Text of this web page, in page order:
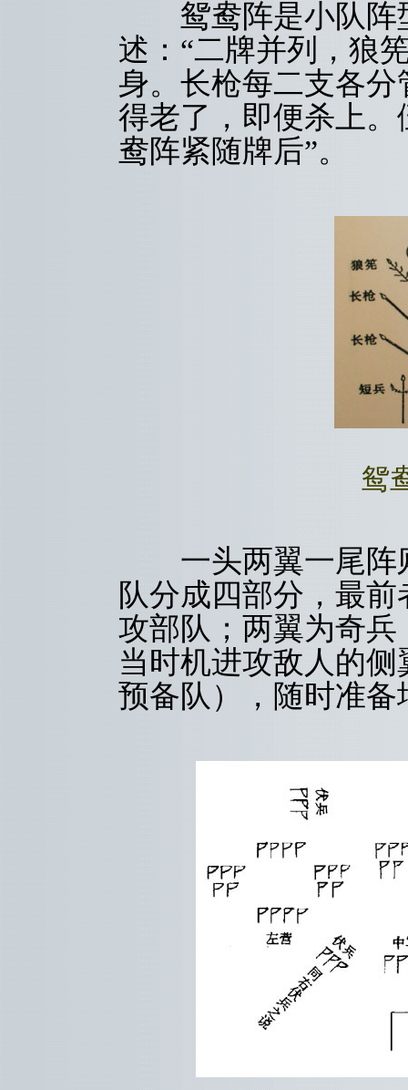
鸳鸯阵是小队阵
述：“二牌并列，狼
身。长枪每二支各
得老了，即便杀上
鸯阵紧随牌后”。
鸳
一头两翼一尾阵
队分成四部分，最
攻部队；两翼为奇
当时机进攻敌人的
预备队），随时准